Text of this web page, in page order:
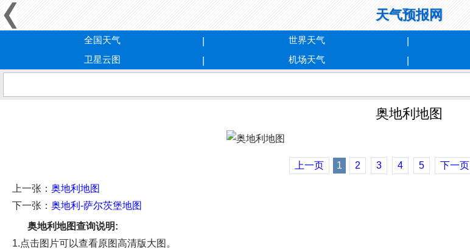
天气预报网
全国天气 世界天气
卫星云图
机场天气
奥地利地图
上一页 1 2 3 4 5 下一页
上一张：奥地利地图
下一张：奥地利-萨尔茨堡地图
奥地利地图查询说明:
1.点击图片可以查看原图高清版大图。